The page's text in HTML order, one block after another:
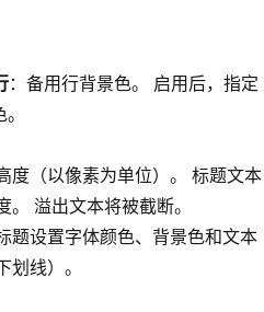
：备用行背景色。 启用后，指定
度（以像素为单位）。 标题文本
溢出文本将被截断。
题设置字体颜色、背景色和文本
线）。